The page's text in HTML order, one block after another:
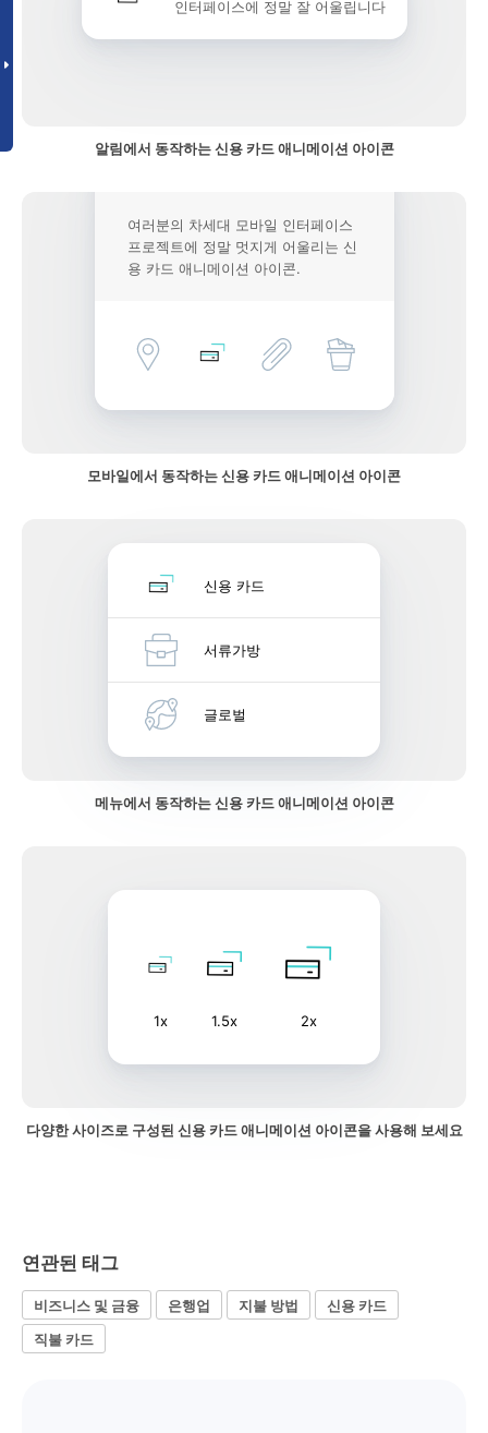
인터페이스에 정말 잘 어울립니다
알림에서 동작하는 신용 카드 애니메이션 아이콘
여러분의 차세대 모바일 인터페이스
프로젝트에 정말 멋지게 어울리는 신
용 카드 애니메이션 아이콘.
모바일에서 동작하는 신용 카드 애니메이션 아이콘
신용 카드
서류가방
글로벌
메뉴에서 동작하는 신용 카드 애니메이션 아이콘
1x 1.5x 2x
다양한 사이즈로 구성된 신용 카드 애니메이션 아이콘을 사용해 보세요
연관된 태그
비즈니스 및 금융 은행업 지불 방법
신용 카드
직불 카드